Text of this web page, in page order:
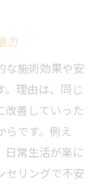
力
な施術効果や安
理由は、同じ
改善していった
です。例え
日常生活が楽に
セリングで不安